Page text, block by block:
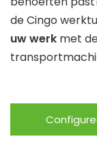
de Cingo
uw werk met